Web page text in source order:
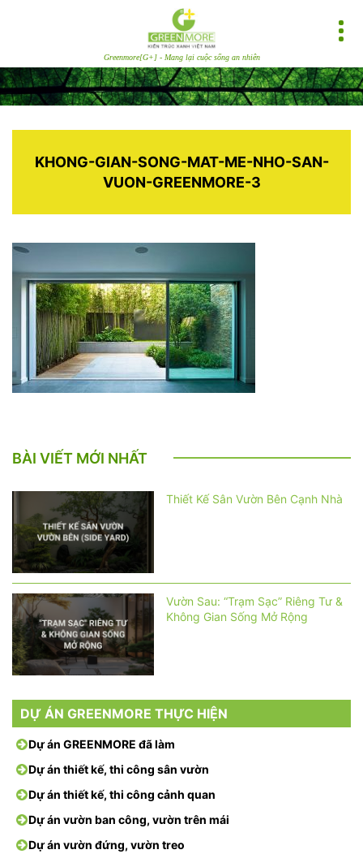
Greenmore[G+] - Mang lại cuộc sống an nhiên
KHONG-GIAN-SONG-MAT-ME-NHO-SAN-
VUON-GREENMORE-3
BÀI VIẾT MỚI NHẤT
Thiết Kế Sân Vườn Bên Cạnh Nhà
Vườn Sau: “Trạm Sạc” Riêng Tư &
Không Gian Sống Mở Rộng
DỰ ÁN GREENMORE THỰC HIỆN
Dự án GREENMORE đã làm
Dự án thiết kế, thi công sân vườn
Dự án thiết kế, thi công cảnh quan
Dự án vườn ban công, vườn trên mái
Dự án vườn đứng, vườn treo